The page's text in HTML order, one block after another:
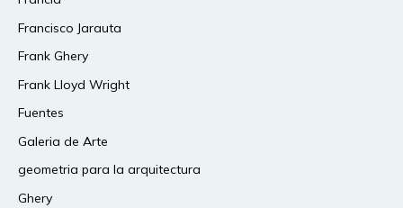
Francisco Jarauta
Frank Ghery
Frank Lloyd Wright
Fuentes
Galeria de Arte
geometria para la arquitectura
Ghery